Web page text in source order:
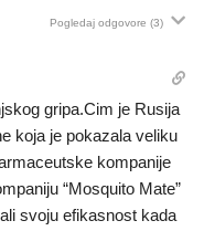
Pogledaj odgovore (3)
gripa.Cim je Rusija
koja je pokazala veliku
kompanije
“Mosquito Mate”
svoju efikasnost kada